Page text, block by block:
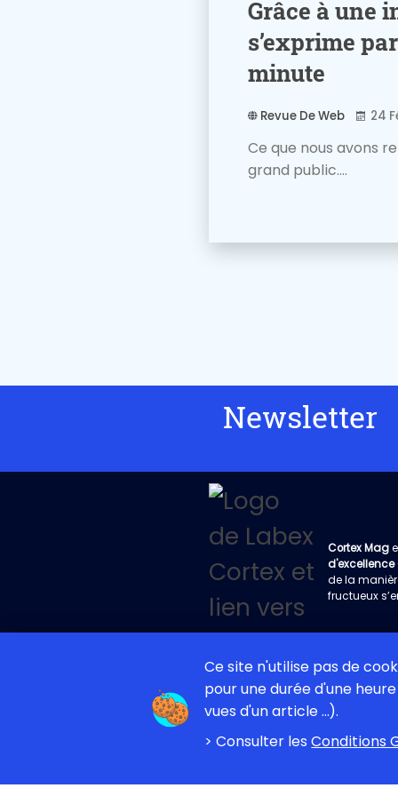
Ce site n'utilise pas de
pour une durée d'une
vues d'un article ...).
> Consulter lesConditions
Grâce à une
s’exprime
minute
Revue De Web 24
Ce que nous avons
grand public....
Newsletter
Cortex Mag
d'excellence
de la
fructueux
Projet éditorial